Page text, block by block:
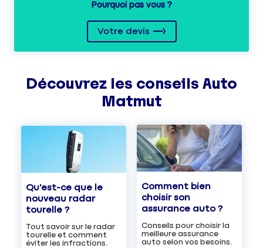
Pourquoi pas vous ?
Votre devis
Découvrez les conseils Auto
Matmut
Qu'est-ce que le
nouveau radar
tourelle ?
Tout savoir sur le radar
tourelle et comment
éviter les infractions.
Comment bien
choisir son
assurance auto ?
Conseils pour choisir la
meilleure assurance
auto selon vos besoins.